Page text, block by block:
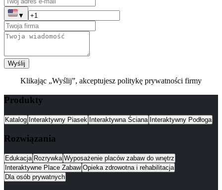
▼
Wyślij
Klikając „Wyślij”, akceptujesz politykę prywatności firmy
Produkty
Katalog Interaktywny Piasek Interaktywna Ściana Interaktywny Podłoga
Rozwiązania
Edukacja Rozrywka Wyposażenie placów zabaw do wnętrz
Interaktywne Place Zabaw Opieka zdrowotna i rehabilitacja
Dla osób prywatnych